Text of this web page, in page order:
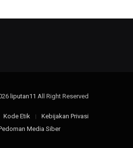
liputan11 All Right Reserved
Kode Etik
Kebijakan Privasi
Media Siber